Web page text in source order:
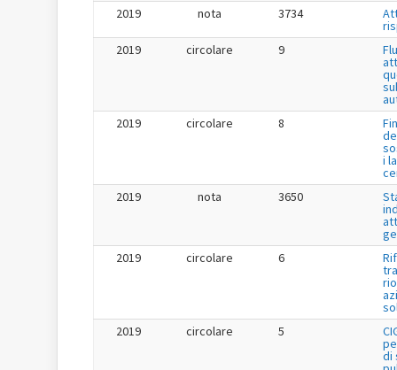
2019 nota 3734
2019
circolare 9
2019
circolare 8
i
2019
nota 3650
2019
circolare 6
2019
circolare 5
di